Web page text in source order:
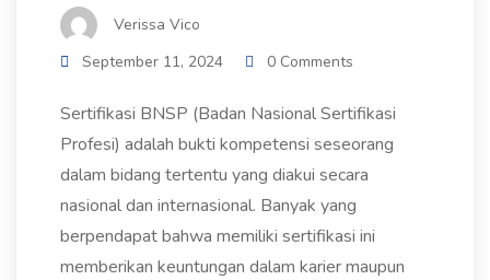
Verissa Vico
September 11, 2024
0 Comments
Sertifikasi BNSP (Badan Nasional Sertifikasi
Profesi) adalah bukti kompetensi seseorang
dalam bidang tertentu yang diakui secara
nasional dan internasional. Banyak yang
berpendapat bahwa memiliki sertifikasi ini
memberikan keuntungan dalam karier maupun